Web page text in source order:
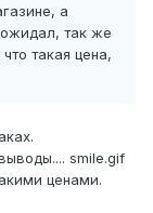
а
ожидал, так же
такая цена,
smile.gif
ценами.